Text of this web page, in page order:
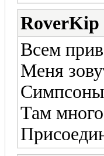
RoverKip
Всем
Меня
Симпсоны
Там